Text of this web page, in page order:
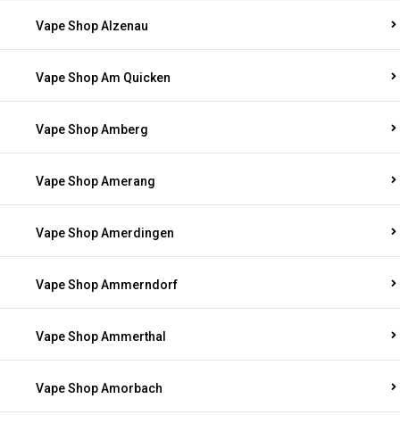
Vape Shop Alzenau
Vape Shop Am Quicken
Vape Shop Amberg
Vape Shop Amerang
Vape Shop Amerdingen
Vape Shop Ammerndorf
Vape Shop Ammerthal
Vape Shop Amorbach